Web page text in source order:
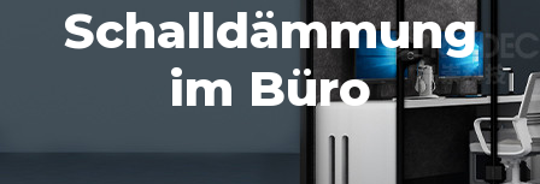
Schalldämmung
im Büro